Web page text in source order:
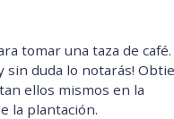
tomar una taza de café.
sin duda lo notarás!
ellos mismos en la
la plantación.